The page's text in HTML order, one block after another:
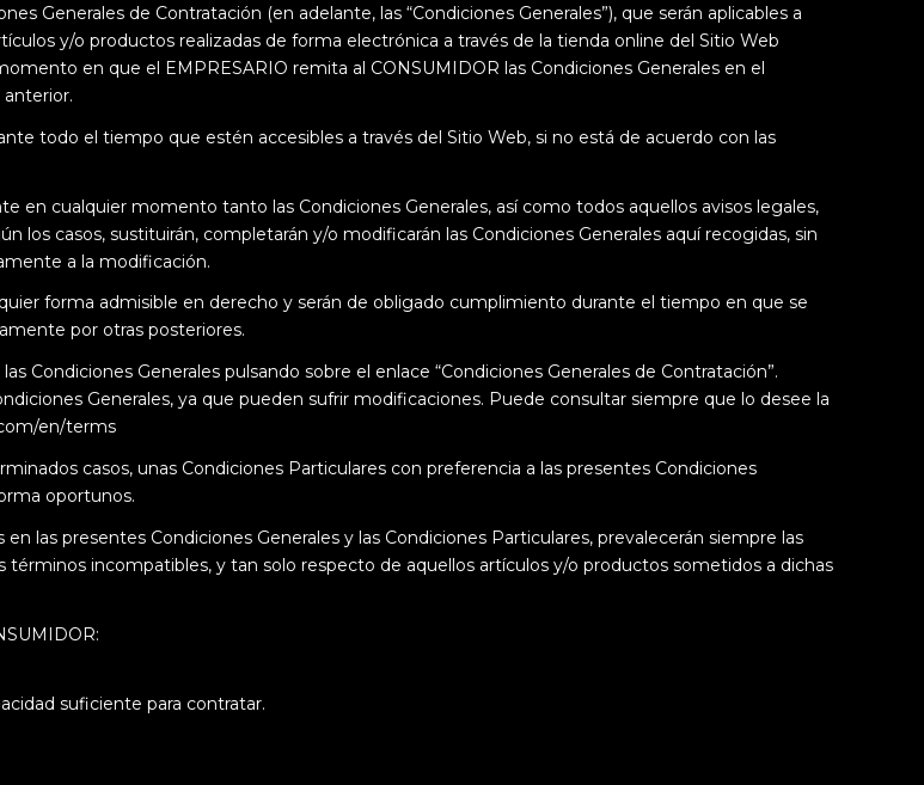
Generales de Contratación (en adelante, las “Condiciones Generales”), que serán aplicables a
y/o productos realizadas de forma electrónica a través de la tienda online del Sitio Web
en que el EMPRESARIO remita al CONSUMIDOR las Condiciones Generales en el
todo el tiempo que estén accesibles a través del Sitio Web, si no está de acuerdo con las
en cualquier momento tanto las Condiciones Generales, así como todos aquellos avisos legales,
casos, sustituirán, completarán y/o modificarán las Condiciones Generales aquí recogidas, sin
a la modificación.
forma admisible en derecho y serán de obligado cumplimiento durante el tiempo en que se
por otras posteriores.
Condiciones Generales pulsando sobre el enlace “Condiciones Generales de Contratación”.
Generales, ya que pueden sufrir modificaciones. Puede consultar siempre que lo desee la
en/terms
casos, unas Condiciones Particulares con preferencia a las presentes Condiciones
oportunos.
las presentes Condiciones Generales y las Condiciones Particulares, prevalecerán siempre las
incompatibles, y tan solo respecto de aquellos artículos y/o productos sometidos a dichas
suficiente para contratar.